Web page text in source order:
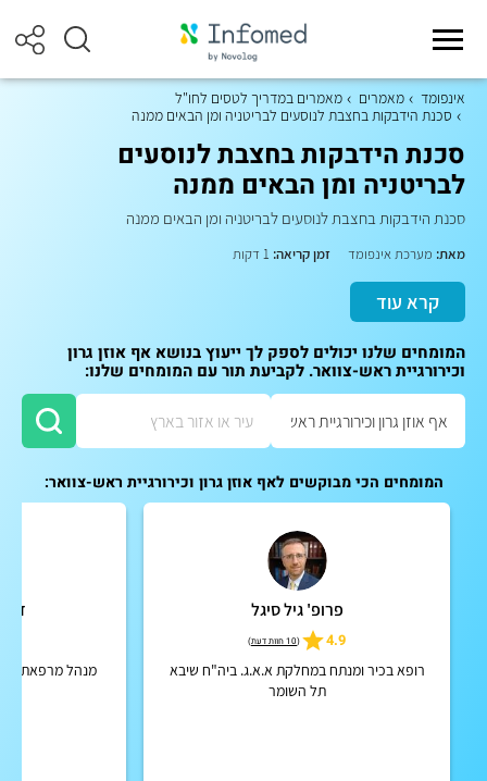
אינפומד מאמרים
מאמרים במדריך לטסים לחו"ל
סכנת הידבקות בחצבת לנוסעים לבריטניה ומן הבאים ממנה
סכנת הידבקות בחצבת לנוסעים
לבריטניה ומן הבאים ממנה
סכנת הידבקות בחצבת לנוסעים לבריטניה ומן הבאים ממנה
מאת: מערכת אינפומד זמן קריאה:
קרא עוד
המומחים שלנו יכולים לספק לך ייעוץ בנושא אף אוזן גרון
וכירורגיית ראש-צוואר. לקביעת תור עם המומחים שלנו:
המומחים הכי מבוקשים לאף אוזן גרון וכירורגיית ראש-צוואר:
פרופ' גיל סיגל
4.9
(10 חוות דעת )
רופא בכיר ומנתח במחלקת א.א.ג. ביה"ח שיבא
תל השומר
מנהל מרפאת